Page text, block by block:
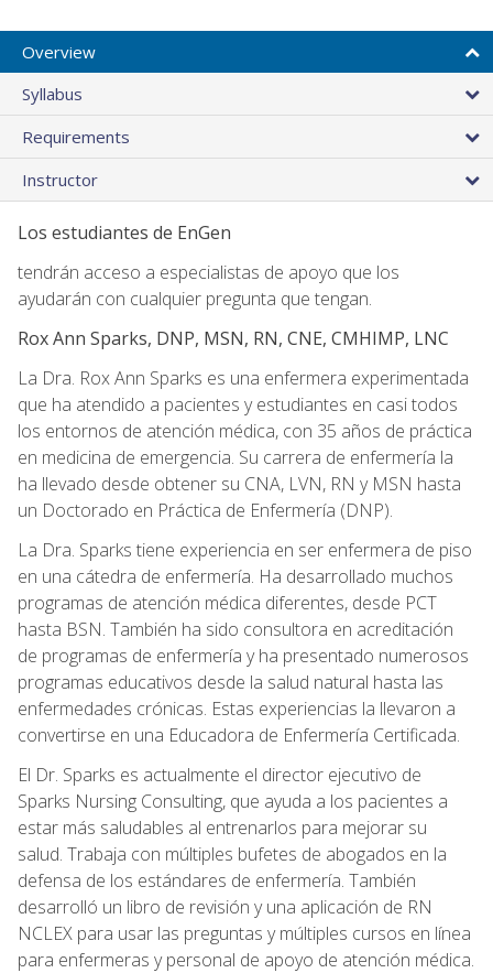
Overview
Syllabus
Requirements
Instructor
Los estudiantes de EnGen
tendrán acceso a especialistas de apoyo que los
ayudarán con cualquier pregunta que tengan.
Rox Ann Sparks, DNP, MSN, RN, CNE, CMHIMP, LNC
La Dra. Rox Ann Sparks es una enfermera experimentada
que ha atendido a pacientes y estudiantes en casi todos
los entornos de atención médica, con 35 años de práctica
en medicina de emergencia. Su carrera de enfermería la
ha llevado desde obtener su CNA, LVN, RN y MSN hasta
un Doctorado en Práctica de Enfermería (DNP).
La Dra. Sparks tiene experiencia en ser enfermera de piso
en una cátedra de enfermería. Ha desarrollado muchos
programas de atención médica diferentes, desde PCT
hasta BSN. También ha sido consultora en acreditación
de programas de enfermería y ha presentado numerosos
programas educativos desde la salud natural hasta las
enfermedades crónicas. Estas experiencias la llevaron a
convertirse en una Educadora de Enfermería Certificada.
El Dr. Sparks es actualmente el director ejecutivo de
Sparks Nursing Consulting, que ayuda a los pacientes a
estar más saludables al entrenarlos para mejorar su
salud. Trabaja con múltiples bufetes de abogados en la
defensa de los estándares de enfermería. También
desarrolló un libro de revisión y una aplicación de RN
NCLEX para usar las preguntas y múltiples cursos en línea
para enfermeras y personal de apoyo de atención médica.